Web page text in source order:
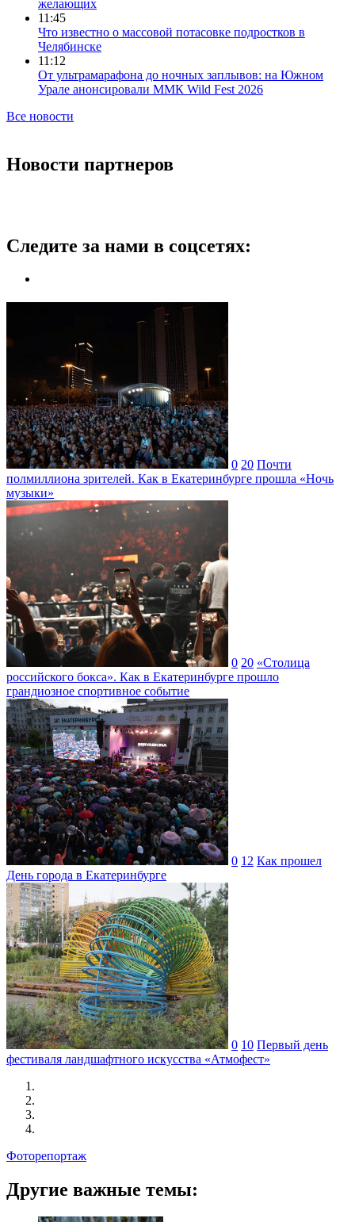
желающих
11:45
Что известно о массовой потасовке подростков в
Челябинске
11:12
От ультрамарафона до ночных заплывов: на Южном
Урале анонсировали ММК Wild Fest 2026
Все новости
Новости партнеров
Следите за нами в соцсетях:
0 20 Почти
полмиллиона зрителей. Как в Екатеринбурге прошла «Ночь
музыки»
0 20 «Столица
российского бокса». Как в Екатеринбурге прошло
грандиозное спортивное событие
0 12 Как прошел
День города в Екатеринбурге
0 10 Первый день
фестиваля ландшафтного искусства «Атмофест»
Фоторепортаж
Другие важные темы: